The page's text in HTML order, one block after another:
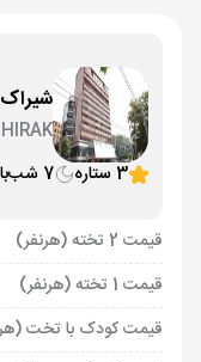
شیراک
3 ستاره
7 شب
قیمت 2 تخته (هرنفر)
قیمت 1 تخته (هرنفر)
قیمت کودک با تخت